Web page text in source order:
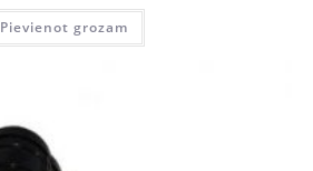
Pievienot grozam